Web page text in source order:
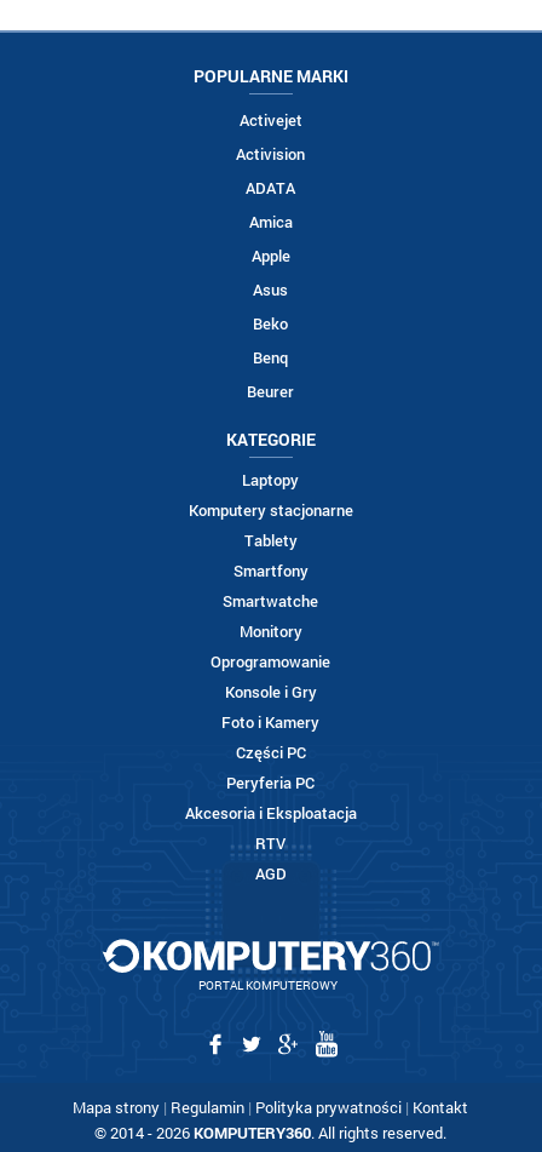
POPULARNE MARKI
Activejet
Activision
ADATA
Amica
Apple
Asus
Beko
Benq
Beurer
KATEGORIE
Laptopy
Komputery stacjonarne
Tablety
Smartfony
Smartwatche
Monitory
Oprogramowanie
Konsole i Gry
Foto i Kamery
Części PC
Peryferia PC
Akcesoria i Eksploatacja
RTV
AGD
PORTAL KOMPUTEROWY
Mapa strony | Regulamin | Polityka prywatności | Kontakt
© 2014 - 2026KOMPUTERY360. All rights reserved.